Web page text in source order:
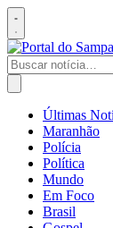
Pular
para
o
conteúdo
Abrir
menu
Buscar
por:
Abrir
buscaÚltimas
Maranhão
Polícia
Política
Mundo
Em Foco
Brasil